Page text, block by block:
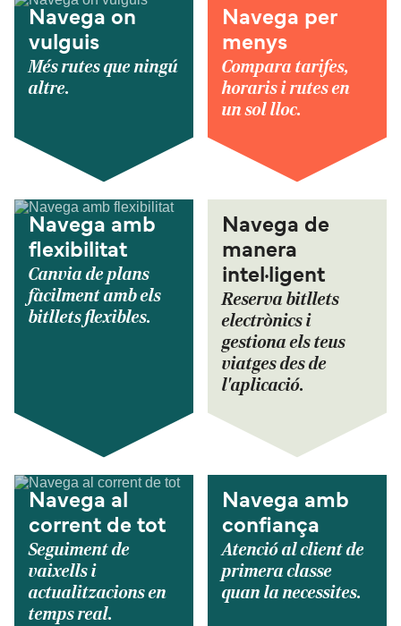
Navega on
vulguis
Més rutes que ningú
altre.
Navega per
menys
Compara tarifes,
horaris i rutes en
un sol lloc.
Navega amb
flexibilitat
Canvia de plans
fàcilment amb els
bitllets flexibles.
Navega de
manera
intel·ligent
Reserva bitllets
electrònics i
gestiona els teus
viatges des de
l'aplicació.
Navega al
corrent de tot
Seguiment de
vaixells i
actualitzacions en
temps real.
Navega amb
confiança
Atenció al client de
primera classe
quan la necessites.